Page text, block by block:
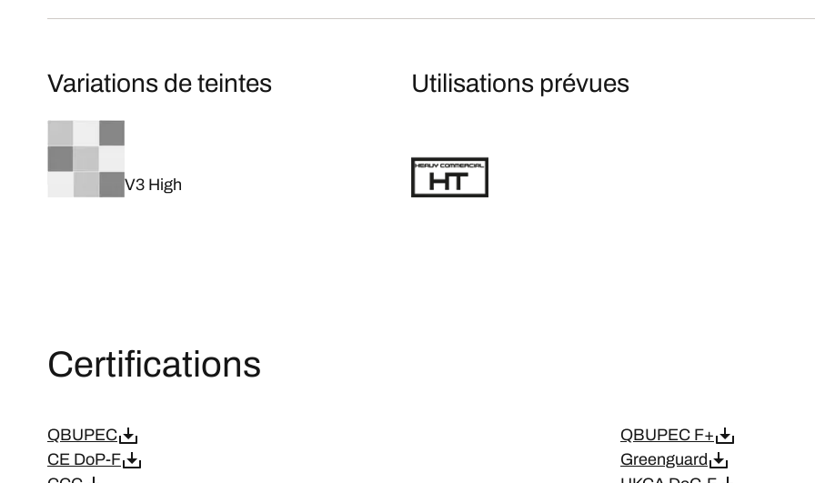
Variations de teintes
V3 High
Utilisations prévues
Certifications
QBUPEC
QBUPEC F+
CE DoP-F
Greenguard